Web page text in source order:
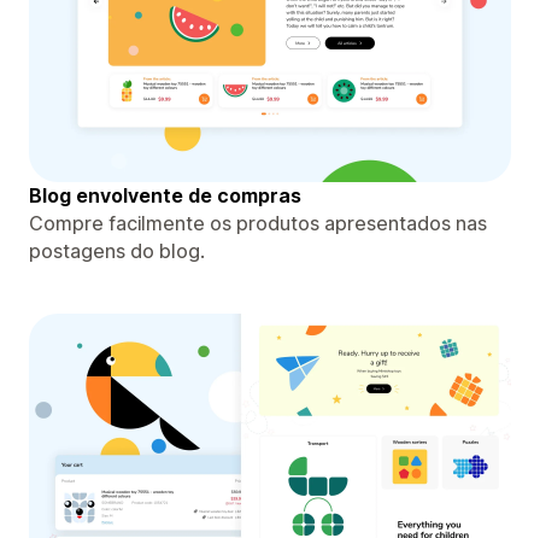
Blog envolvente de compras
Compre facilmente os produtos apresentados nas
postagens do blog.